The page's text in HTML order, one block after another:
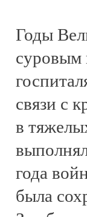
Годы
суровым
связи с
в
года
была